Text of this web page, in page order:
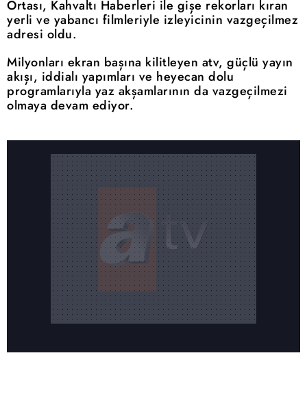
Ortası, Kahvaltı Haberleri ile gişe rekorları kıran
yerli ve yabancı filmleriyle izleyicinin vazgeçilmez
adresi oldu.
Milyonları ekran başına kilitleyen atv, güçlü yayın
akışı, iddialı yapımları ve heyecan dolu
programlarıyla yaz akşamlarının da vazgeçilmezi
olmaya devam ediyor.